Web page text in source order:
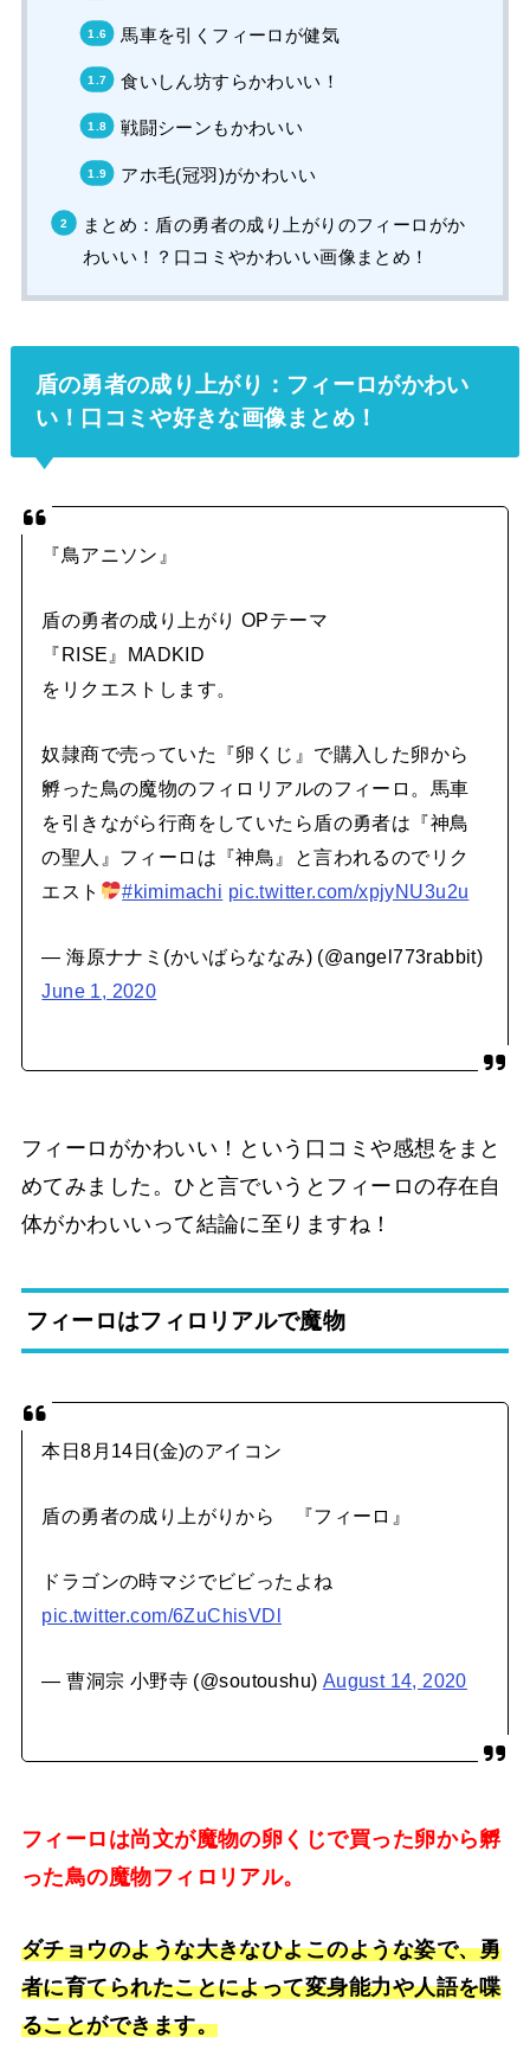
馬車を引くフィーロが健気
食いしん坊すらかわいい！
戦闘シーンもかわいい
アホ毛(冠羽)がかわいい
まとめ：盾の勇者の成り上がりのフィーロがか
わいい！？口コミやかわいい画像まとめ！
盾の勇者の成り上がり：フィーロがかわい
い！口コミや好きな画像まとめ！
『鳥アニソン』
盾の勇者の成り上がり OPテーマ
『RISE』MADKID
をリクエストします。
奴隷商で売っていた『卵くじ』で購入した卵から
孵った鳥の魔物のフィロリアルのフィーロ。馬車
を引きながら行商をしていたら盾の勇者は『神鳥
の聖人』フィーロは『神鳥』と言われるのでリク
エスト
#kimimachi pic.twitter.com/xpjyNU3u2u
— 海原ナナミ(かいばらななみ) (@angel773rabbit)
June 1, 2020
フィーロがかわいい！という口コミや感想をまと
めてみました。ひと言でいうとフィーロの存在自
体がかわいいって結論に至りますね！
フィーロはフィロリアルで魔物
本日8月14日(金)のアイコン
盾の勇者の成り上がりから 『フィーロ』
ドラゴンの時マジでビビったよね
pic.twitter.com/6ZuChisVDl
— 曹洞宗 小野寺 (@soutoushu) August 14, 2020
フィーロは尚文が魔物の卵くじで買った卵から孵
った鳥の魔物フィロリアル。
ダチョウのような大きなひよこのような姿で、勇
者に育てられたことによって変身能力や人語を喋
ることができます。